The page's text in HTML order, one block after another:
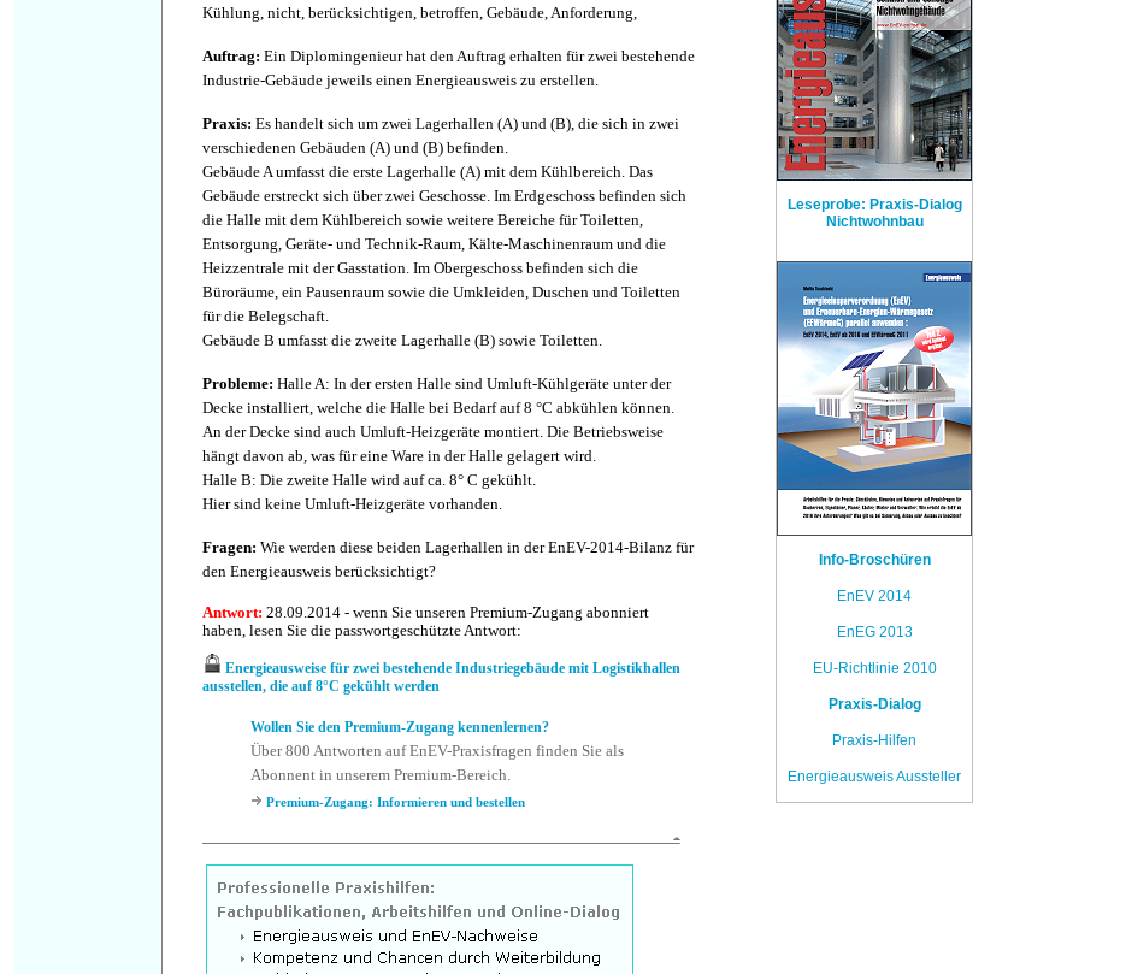
Kühlung, nicht, berücksichtigen, betroffen, Gebäude, Anforderung,
Auftrag: Ein Diplomingenieur hat den Auftrag erhalten für zwei bestehende
Industrie-Gebäude jeweils einen Energieausweis zu erstellen.
Praxis: Es handelt sich um zwei Lagerhallen (A) und (B), die sich in zwei
verschiedenen Gebäuden (A) und (B) befinden.
Gebäude A umfasst die erste Lagerhalle (A) mit dem Kühlbereich. Das
Gebäude erstreckt sich über zwei Geschosse. Im Erdgeschoss befinden sich
die Halle mit dem Kühlbereich sowie weitere Bereiche für Toiletten,
Entsorgung, Geräte- und Technik-Raum, Kälte-Maschinenraum und die
Heizzentrale mit der Gasstation. Im Obergeschoss befinden sich die
Büroräume, ein Pausenraum sowie die Umkleiden, Duschen und Toiletten
für die Belegschaft.
Gebäude B umfasst die zweite Lagerhalle (B) sowie Toiletten.
Probleme: Halle A: In der ersten Halle sind Umluft-Kühlgeräte unter der
Decke installiert, welche die Halle bei Bedarf auf 8 °C abkühlen können.
An der Decke sind auch Umluft-Heizgeräte montiert. Die Betriebsweise
hängt davon ab, was für eine Ware in der Halle gelagert wird.
Halle B: Die zweite Halle wird auf ca. 8° C gekühlt.
Hier sind keine Umluft-Heizgeräte vorhanden.
Fragen: Wie werden diese beiden Lagerhallen in der EnEV-2014-Bilanz für
den Energieausweis berücksichtigt?
Antwort: 28.09.2014 - wenn Sie unseren Premium-Zugang abonniert
haben, lesen Sie die passwortgeschützte Antwort:
Energieausweise für zwei bestehende Industriegebäude mit Logistikhallen
ausstellen, die auf 8°C gekühlt werden
Wollen Sie den Premium-Zugang kennenlernen?
Über 800 Antworten auf EnEV-Praxisfragen finden Sie als
Abonnent in unserem Premium-Bereich.
Premium-Zugang: Informieren und bestellen
Leseprobe: Praxis-Dialog
Nichtwohnbau
Info-Broschüren
EnEV 2014
EnEG 2013
EU-Richtlinie 2010
Praxis-Dialog
Praxis-Hilfen
Energieausweis Aussteller